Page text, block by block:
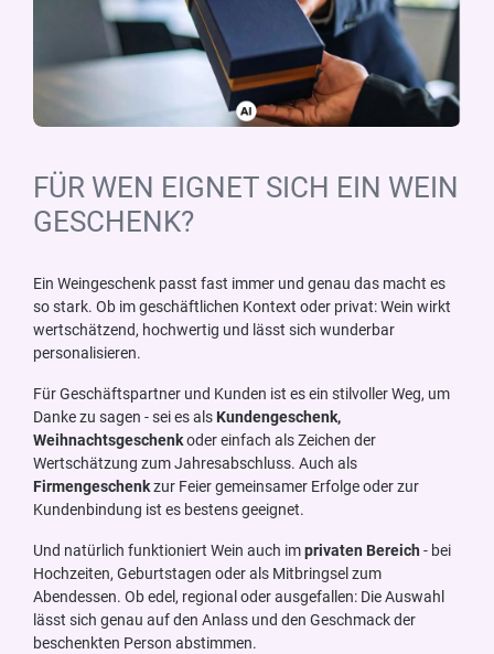
FÜR WEN EIGNET SICH EIN WEIN
GESCHENK?
Ein Weingeschenk passt fast immer und genau das macht es
so stark. Ob im geschäftlichen Kontext oder privat: Wein wirkt
wertschätzend, hochwertig und lässt sich wunderbar
personalisieren.
Für Geschäftspartner und Kunden ist es ein stilvoller Weg, um
Danke zu sagen - sei es als Kundengeschenk,
Weihnachtsgeschenkoder einfach als Zeichen der
Wertschätzung zum Jahresabschluss. Auch als
Firmengeschenkzur Feier gemeinsamer Erfolge oder zur
Kundenbindung ist es bestens geeignet.
Und natürlich funktioniert Wein auch imprivaten Bereich - bei
Hochzeiten, Geburtstagen oder als Mitbringsel zum
Abendessen. Ob edel, regional oder ausgefallen: Die Auswahl
lässt sich genau auf den Anlass und den Geschmack der
beschenkten Person abstimmen.